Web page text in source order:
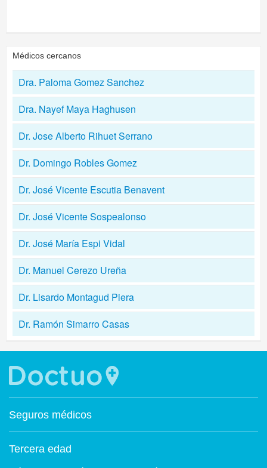
Médicos cercanos
Dra. Paloma Gomez Sanchez
Dra. Nayef Maya Haghusen
Dr. Jose Alberto Rihuet Serrano
Dr. Domingo Robles Gomez
Dr. José Vicente Escutia Benavent
Dr. José Vicente Sospealonso
Dr. José María Espi Vidal
Dr. Manuel Cerezo Ureña
Dr. Lisardo Montagud Piera
Dr. Ramón Simarro Casas
Seguros médicos
Tercera edad